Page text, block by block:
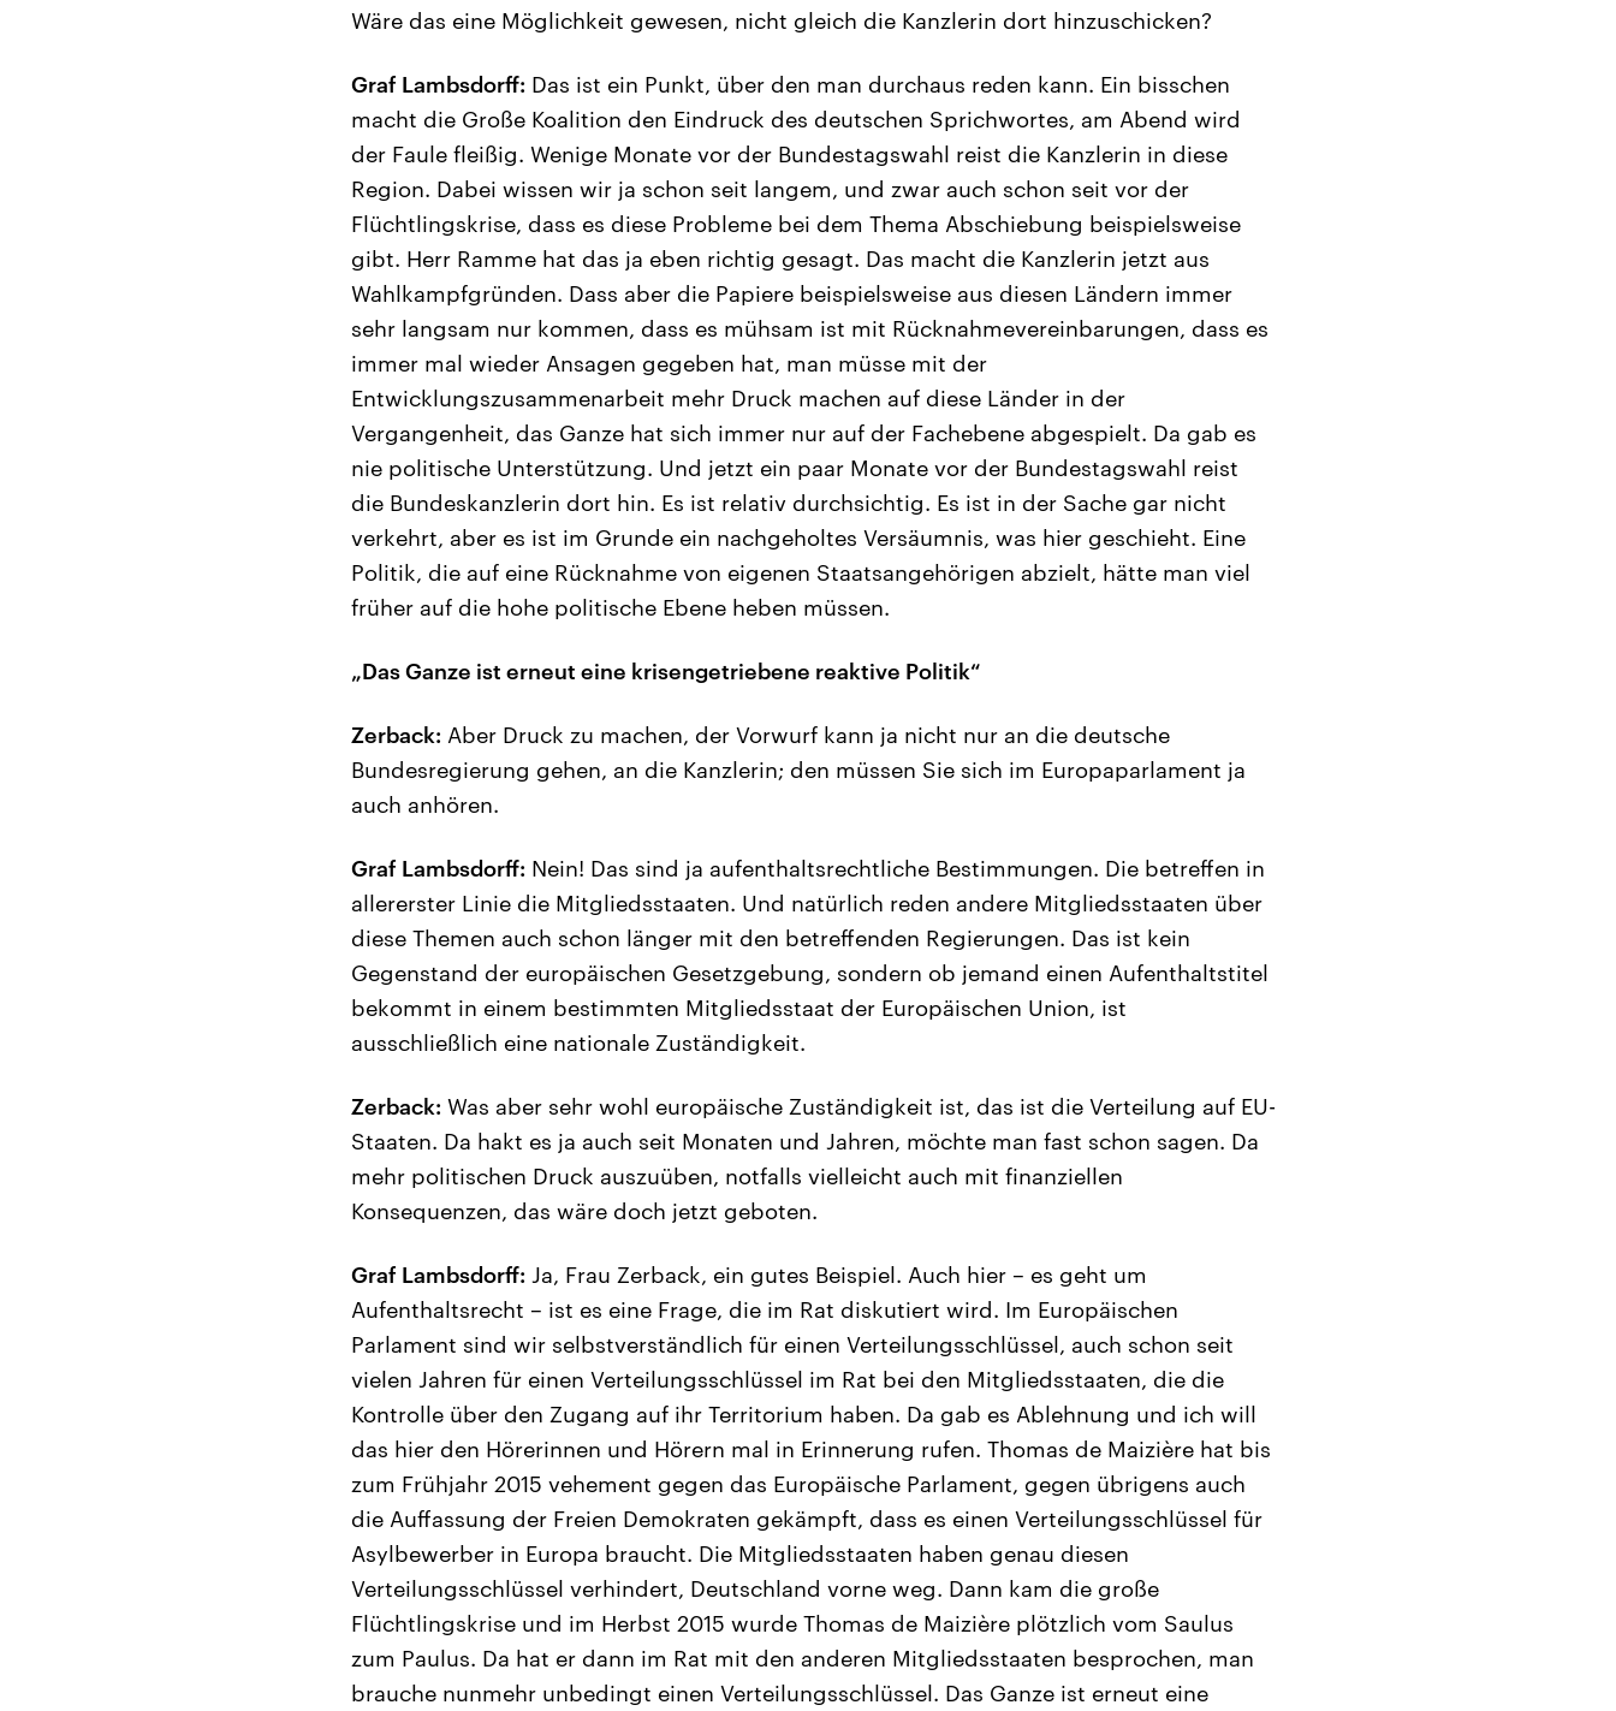
Wäre das eine Möglichkeit gewesen, nicht gleich die Kanzlerin dort hinzuschicken?
Graf Lambsdorff: Das ist ein Punkt, über den man durchaus reden kann. Ein bisschen
macht die Große Koalition den Eindruck des deutschen Sprichwortes, am Abend wird
der Faule fleißig. Wenige Monate vor der Bundestagswahl reist die Kanzlerin in diese
Region. Dabei wissen wir ja schon seit langem, und zwar auch schon seit vor der
Flüchtlingskrise, dass es diese Probleme bei dem Thema Abschiebung beispielsweise
gibt. Herr Ramme hat das ja eben richtig gesagt. Das macht die Kanzlerin jetzt aus
Wahlkampfgründen. Dass aber die Papiere beispielsweise aus diesen Ländern immer
sehr langsam nur kommen, dass es mühsam ist mit Rücknahmevereinbarungen, dass es
immer mal wieder Ansagen gegeben hat, man müsse mit der
Entwicklungszusammenarbeit mehr Druck machen auf diese Länder in der
Vergangenheit, das Ganze hat sich immer nur auf der Fachebene abgespielt. Da gab es
nie politische Unterstützung. Und jetzt ein paar Monate vor der Bundestagswahl reist
die Bundeskanzlerin dort hin. Es ist relativ durchsichtig. Es ist in der Sache gar nicht
verkehrt, aber es ist im Grunde ein nachgeholtes Versäumnis, was hier geschieht. Eine
Politik, die auf eine Rücknahme von eigenen Staatsangehörigen abzielt, hätte man viel
früher auf die hohe politische Ebene heben müssen.
„Das Ganze ist erneut eine krisengetriebene reaktive Politik“
Zerback: Aber Druck zu machen, der Vorwurf kann ja nicht nur an die deutsche
Bundesregierung gehen, an die Kanzlerin; den müssen Sie sich im Europaparlament ja
auch anhören.
Graf Lambsdorff: Nein! Das sind ja aufenthaltsrechtliche Bestimmungen. Die betreffen in
allererster Linie die Mitgliedsstaaten. Und natürlich reden andere Mitgliedsstaaten über
diese Themen auch schon länger mit den betreffenden Regierungen. Das ist kein
Gegenstand der europäischen Gesetzgebung, sondern ob jemand einen Aufenthaltstitel
bekommt in einem bestimmten Mitgliedsstaat der Europäischen Union, ist
ausschließlich eine nationale Zuständigkeit.
Zerback: Was aber sehr wohl europäische Zuständigkeit ist, das ist die Verteilung auf EU-
Staaten. Da hakt es ja auch seit Monaten und Jahren, möchte man fast schon sagen. Da
mehr politischen Druck auszuüben, notfalls vielleicht auch mit finanziellen
Konsequenzen, das wäre doch jetzt geboten.
Graf Lambsdorff: Ja, Frau Zerback, ein gutes Beispiel. Auch hier – es geht um
Aufenthaltsrecht – ist es eine Frage, die im Rat diskutiert wird. Im Europäischen
Parlament sind wir selbstverständlich für einen Verteilungsschlüssel, auch schon seit
vielen Jahren für einen Verteilungsschlüssel im Rat bei den Mitgliedsstaaten, die die
Kontrolle über den Zugang auf ihr Territorium haben. Da gab es Ablehnung und ich will
das hier den Hörerinnen und Hörern mal in Erinnerung rufen. Thomas de Maizière hat bis
zum Frühjahr 2015 vehement gegen das Europäische Parlament, gegen übrigens auch
die Auffassung der Freien Demokraten gekämpft, dass es einen Verteilungsschlüssel für
Asylbewerber in Europa braucht. Die Mitgliedsstaaten haben genau diesen
Verteilungsschlüssel verhindert, Deutschland vorne weg. Dann kam die große
Flüchtlingskrise und im Herbst 2015 wurde Thomas de Maizière plötzlich vom Saulus
zum Paulus. Da hat er dann im Rat mit den anderen Mitgliedsstaaten besprochen, man
brauche nunmehr unbedingt einen Verteilungsschlüssel. Das Ganze ist erneut eine